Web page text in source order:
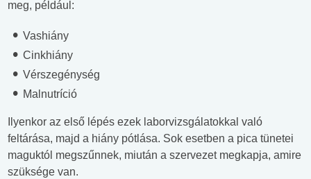
meg, például:
Vashiány
Cinkhiány
Vérszegénység
Malnutríció
Ilyenkor az első lépés ezek laborvizsgálatokkal való
feltárása, majd a hiány pótlása. Sok esetben a pica tünetei
maguktól megszűnnek, miután a szervezet megkapja, amire
szüksége van.